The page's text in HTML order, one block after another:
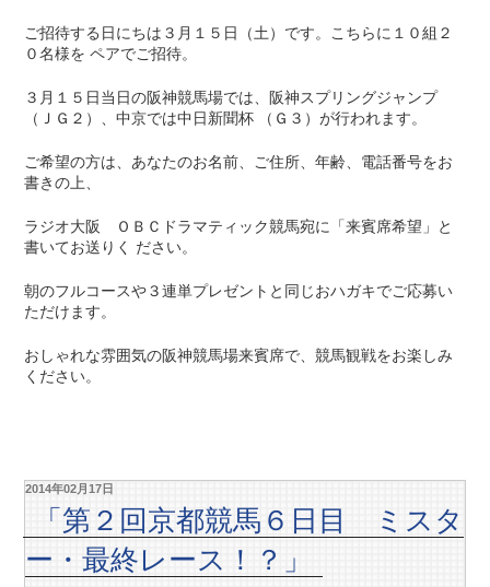
ご招待する日にちは３月１５日（土）です。こちらに１０組２
０名様を ペアでご招待。
３月１５日当日の阪神競馬場では、阪神スプリングジャンプ
（ＪＧ２）、中京では中日新聞杯 （Ｇ３）が行われます。
ご希望の方は、あなたのお名前、ご住所、年齢、電話番号をお
書きの上、
ラジオ大阪 ＯＢＣドラマティック競馬宛に「来賓席希望」と
書いてお送りく ださい。
朝のフルコースや３連単プレゼントと同じおハガキでご応募い
ただけます。
おしゃれな雰囲気の阪神競馬場来賓席で、競馬観戦をお楽しみ
ください。
2014年02月17日
「第２回京都競馬６日目 ミスタ
ー・最終レース！？」